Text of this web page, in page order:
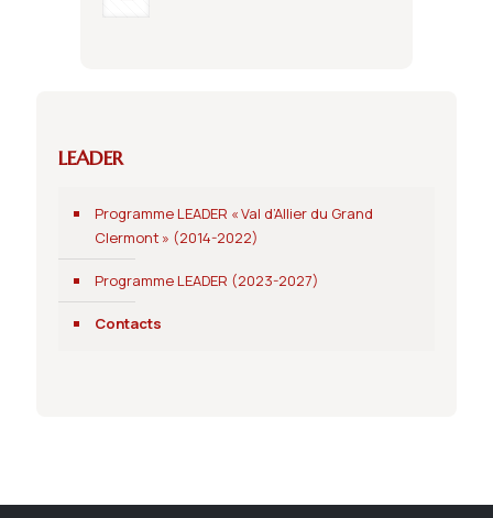
LEADER
Programme LEADER « Val d’Allier du Grand
Clermont » (2014-2022)
Programme LEADER (2023-2027)
Contacts